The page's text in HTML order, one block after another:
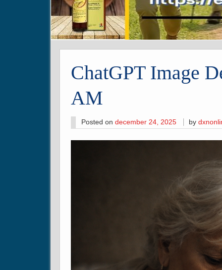
ChatGPT Image
AM
Posted on december 24, 2025 by